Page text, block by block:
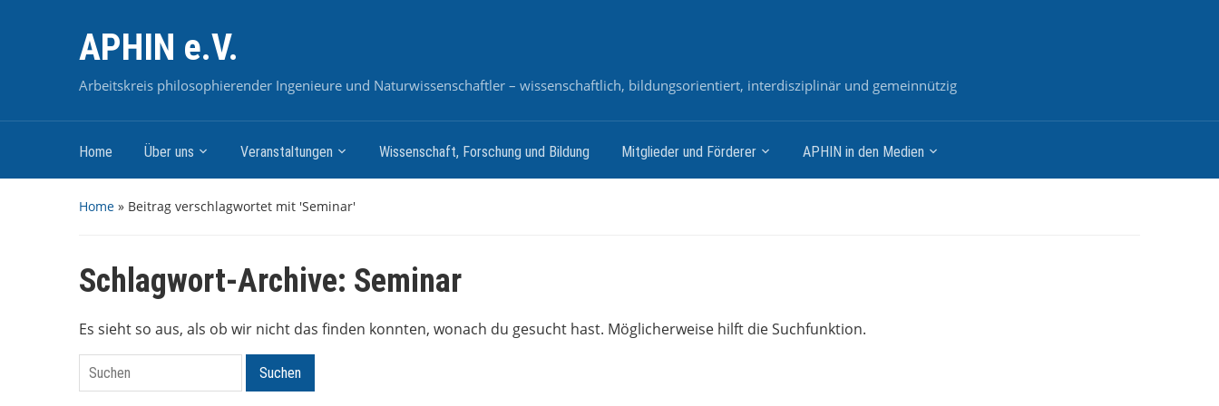
APHIN e.V.
Arbeitskreis philosophierender Ingenieure und Naturwissenschaftler – wissenschaftlich, bildungsorientiert, interdisziplinär und gemeinnützig
Home Über uns Veranstaltungen Wissenschaft, Forschung und Bildung Mitglieder und Förderer APHIN in den Medien
Home » Beitrag verschlagwortet mit 'Seminar'
Schlagwort-Archive: Seminar
Es sieht so aus, als ob wir nicht das finden konnten, wonach du gesucht hast. Möglicherweise hilft die Suchfunktion.
Suchen
Suchen